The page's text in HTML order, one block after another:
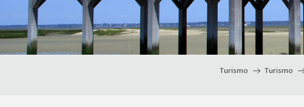
Turismo Turismo